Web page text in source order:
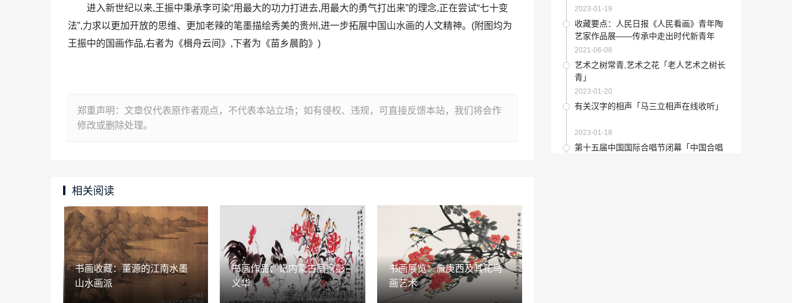
进入新世纪以来,王振中秉承李可染“用最大的功力打进去,用最大的勇气打出来”的理念,正在尝试“七十变
法”,力求以更加开放的思维、更加老辣的笔墨描绘秀美的贵州,进一步拓展中国山水画的人文精神。(附图均为
王振中的国画作品,右者为《楫舟云间》,下者为《苗乡晨韵》)
郑重声明：文章仅代表原作者观点，不代表本站立场；如有侵权、违规，可直接反馈本站，我们将会作
修改或删除处理。
相关阅读
书画收藏：董源的江南水墨
山水画派
书画作品：记内蒙古画家彭
义华
书画展览：詹庚西及其花鸟
画艺术
2022-10-02
google图像识别「google搜图片」
2022-12-28
老舍茶馆热烈欢迎「老舍作品茶馆」
2022-12-20
古玩百科：自制书签：文明礼让，共创和
2021-10-18
双减下的艺术教育「双减对艺术教育影响
2023-01-19
收藏要点：人民日报《人民看画》青年陶
艺家作品展——传承中走出时代新青年
2021-06-08
艺术之树常青,艺术之花「老人艺术之树长
青」
2023-01-20
有关汉字的相声「马三立相声在线收听」
2023-01-18
第十五届中国国际合唱节闭幕「中国合唱